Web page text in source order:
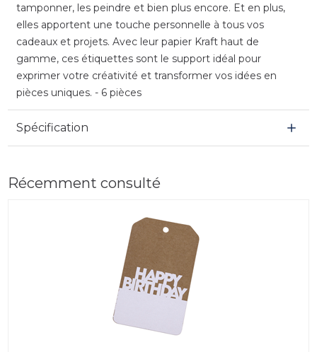
tamponner, les peindre et bien plus encore. Et en plus,
elles apportent une touche personnelle à tous vos
cadeaux et projets. Avec leur papier Kraft haut de
gamme, ces étiquettes sont le support idéal pour
exprimer votre créativité et transformer vos idées en
pièces uniques. - 6 pièces
Spécification
Récemment consulté